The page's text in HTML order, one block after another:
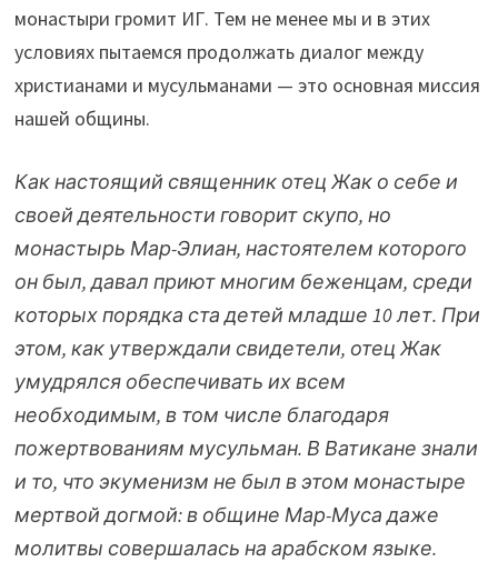
монастыри громит ИГ. Тем не менее мы и в этих
условиях пытаемся продолжать диалог между
христианами и мусульманами — это основная миссия
нашей общины.
Как настоящий священник отец Жак о себе и
своей деятельности говорит скупо, но
монастырь Мар-Элиан, настоятелем которого
он был, давал приют многим беженцам, среди
которых порядка ста детей младше 10 лет. При
этом, как утверждали свидетели, отец Жак
умудрялся обеспечивать их всем
необходимым, в том числе благодаря
пожертвованиям мусульман. В Ватикане знали
и то, что экуменизм не был в этом монастыре
мертвой догмой: в общине Мар-Муса даже
молитвы совершалась на арабском языке.